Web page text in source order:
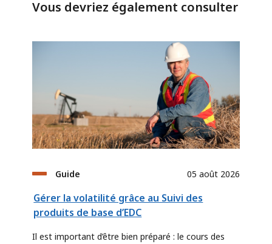
Vous devriez également consulter
Guide 05 août 2026
Gérer la volatilité grâce au Suivi des
produits de base d’EDC
Il est important d’être bien préparé : le cours des